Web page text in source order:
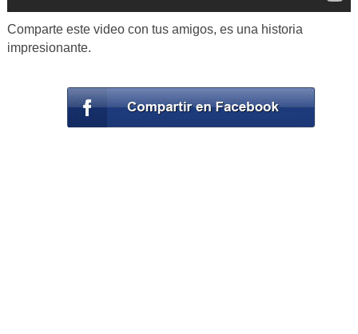
Comparte este video con tus amigos, es una historia
impresionante.